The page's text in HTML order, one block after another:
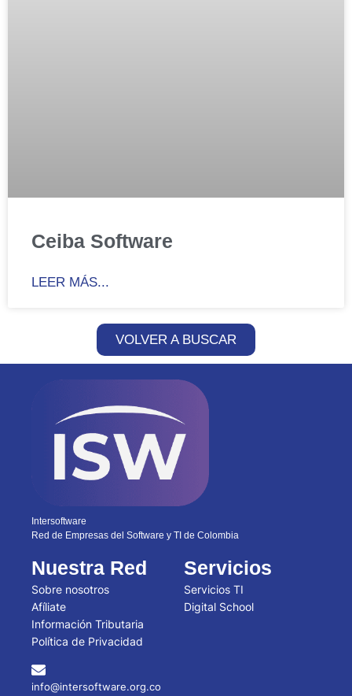
Ceiba Software
LEER MÁS...
VOLVER A BUSCAR
Intersoftware
Red de Empresas del Software y TI de Colombia
Nuestra Red
Sobre nosotros
Afíliate
Información Tributaria
Política de Privacidad
Servicios
Servicios TI
Digital School
info@intersoftware.org.co